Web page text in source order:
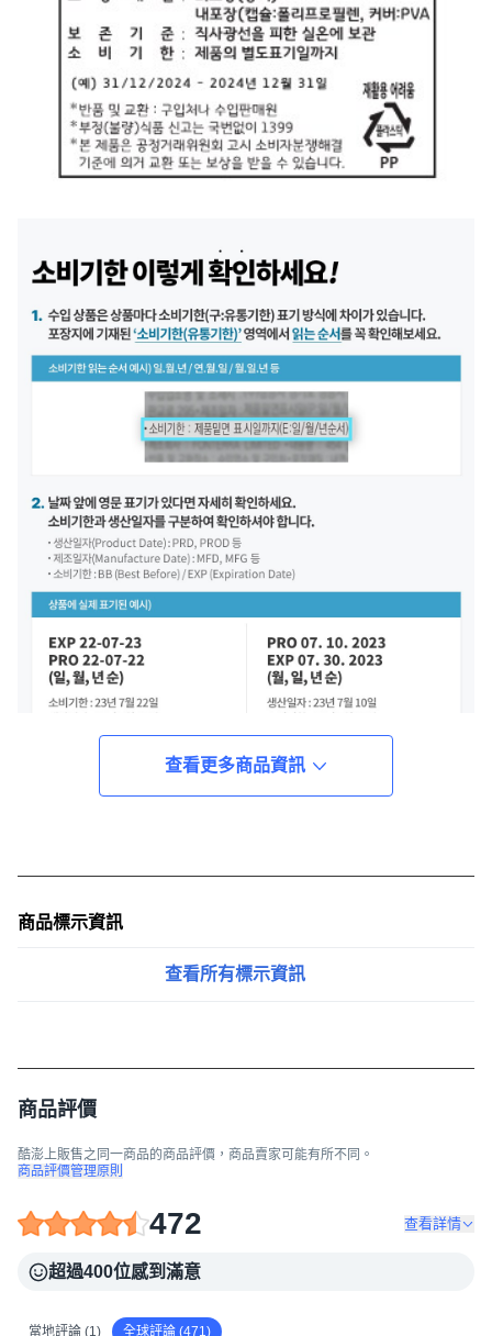
查看更多商品資訊
商品標示資訊
查看所有標示資訊
商品評價
酷澎上販售之同一商品的商品評價，商品賣家可能有所不同。
商品評價管理原則
472 查看詳情
超過400位感到滿意
當地評論 (1) 全球評論 (471)